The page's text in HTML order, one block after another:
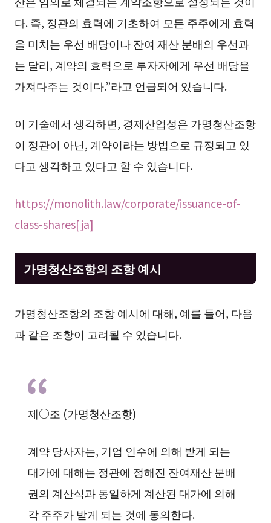
다. 즉, 정관의 효력에 기초하여 모든 주주에게 효력
을 미치는 우선 배당이나 잔여 재산 분배의 우선과
는 달리, 계약의 효력으로 투자자에게 우선 배당을
가져다주는 것이다.”라고 언급되어 있습니다.
이 기술에서 생각하면, 경제산업성은 가명청산조항
이 정관이 아닌, 계약이라는 방법으로 규정되고 있
다고 생각하고 있다고 할 수 있습니다.
https://monolith.law/corporate/issuance-of-
class-shares[ja]
가명청산조항의 조항 예시
가명청산조항의 조항 예시에 대해, 예를 들어, 다음
과 같은 조항이 고려될 수 있습니다.
제○조 (가명청산조항)
계약 당사자는, 기업 인수에 의해 받게 되는
대가에 대해는 정관에 정해진 잔여재산 분배
권의 계산식과 동일하게 계산된 대가에 의해
각 주주가 받게 되는 것에 동의한다.